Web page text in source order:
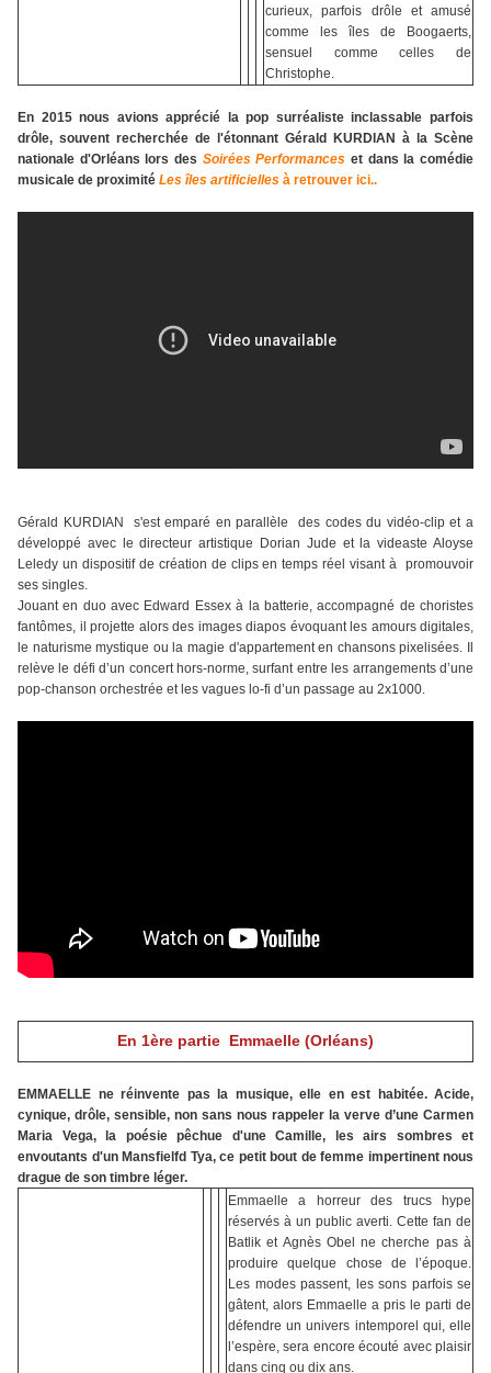
curieux, parfois drôle et amusé
comme les îles de Boogaerts,
sensuel comme celles de
Christophe.
En 2015 nous avions apprécié la pop surréaliste inclassable parfois
drôle, souvent recherchée de l'étonnant Gérald KURDIAN à la Scène
nationale d'Orléans lors des Soirées Performances et dans la comédie
musicale de proximité Les îles artificielles à retrouver ici..
Gérald KURDIAN s'est emparé en parallèle des codes du vidéo-clip et a
développé avec le directeur artistique Dorian Jude et la videaste Aloyse
Leledy un dispositif de création de clips en temps réel visant à promouvoir
ses singles.
Jouant en duo avec Edward Essex à la batterie, accompagné de choristes
fantômes, il projette alors des images diapos évoquant les amours digitales,
le naturisme mystique ou la magie d'appartement en chansons pixelisées. Il
relève le défi d’un concert hors-norme, surfant entre les arrangements d’une
pop-chanson orchestrée et les vagues lo-fi d’un passage au 2x1000.
En 1ère partie Emmaelle (Orléans)
EMMAELLE ne réinvente pas la musique, elle en est habitée. Acide,
cynique, drôle, sensible, non sans nous rappeler la verve d’une Carmen
Maria Vega, la poésie pêchue d'une Camille, les airs sombres et
envoutants d'un Mansfielfd Tya, ce petit bout de femme impertinent nous
drague de son timbre léger.
Emmaelle a horreur des trucs hype
réservés à un public averti. Cette fan de
Batlik et Agnès Obel ne cherche pas à
produire quelque chose de l’époque.
Les modes passent, les sons parfois se
gâtent, alors Emmaelle a pris le parti de
défendre un univers intemporel qui, elle
l’espère, sera encore écouté avec plaisir
dans cinq ou dix ans.